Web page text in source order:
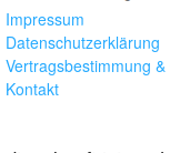
Impressum
Datenschutzerklärung
Vertragsbestimmung
Kontakt